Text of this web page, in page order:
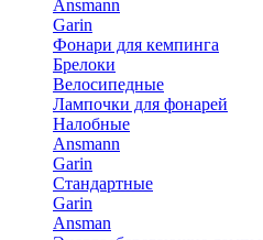
Ansmann
Garin
Фонари для кемпинга
Брелоки
Велосипедные
Лампочки для фонарей
Налобные
Ansmann
Garin
Стандартные
Garin
Ansman